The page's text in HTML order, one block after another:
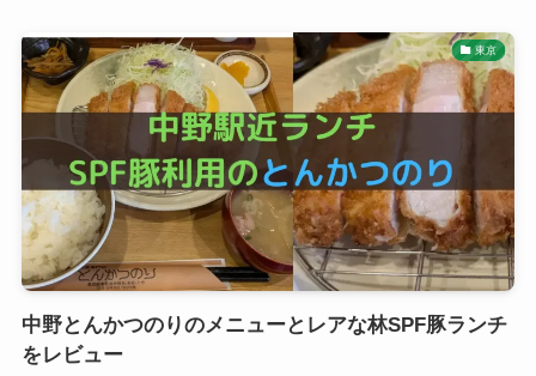
東京
中野とんかつのりのメニューとレアな林SPF豚ランチ
をレビュー